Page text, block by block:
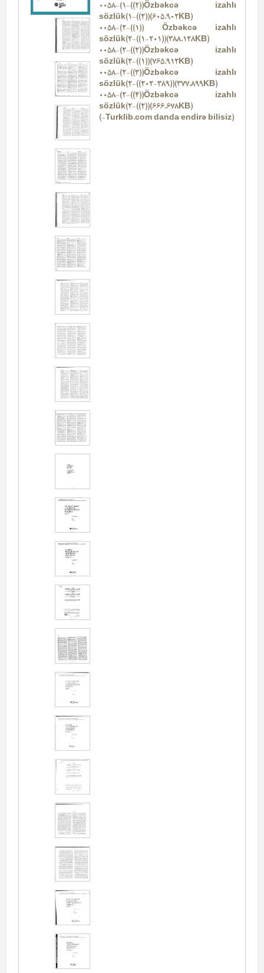
0058-(1-((2))Özbəkcə izahlı
sözlük(1-((2))(605.902KB)
0058-(2-((1)) Özbəkcə izahlı
sözlük(2-((1-201))(388.128KB)
0058-(2-((2))Özbəkcə izahlı
sözlük(2-((1))(765.912KB)
0058-(2-((3))Özbəkcə izahlı
sözlük(2-((202-389))(377.899KB)
0058-(2-((4))Özbəkcə izahlı
sözlük(2-((2))(666.678KB)
(- Turklib.com danda endirə bilisiz)